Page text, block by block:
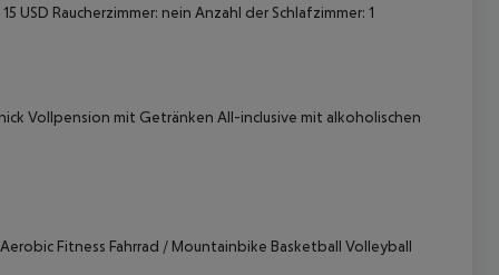
Raucherzimmer: nein Anzahl der Schlafzimmer: 1
Vollpension mit Getränken All-inclusive mit alkoholischen
Fitness Fahrrad / Mountainbike Basketball Volleyball